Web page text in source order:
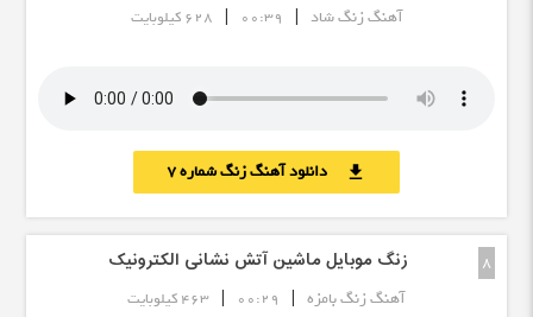
آهنگ زنگ شاد |
00:39
| 628 کیلوبایت
download دانلود آهنگ زنگ شماره 7
8 زنگ موبایل ماشین آتش نشانی الکترونیک
آهنگ زنگ بامزه |
00:29
| 463 کیلوبایت